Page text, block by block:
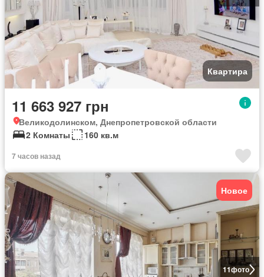
Квартира
11 663 927 грн
Великодолинском, Днепропетровской области
2 Комнаты
160 кв.м
7 часов назад
11фото
Новое